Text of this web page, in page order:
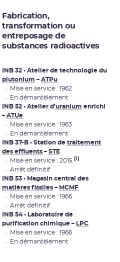
Fabrication,
transformation ou
entreposage de
substances radioactives
INB 32 • Atelier de technologie du
plutonium – ATPu
• Mise en service : 1962
• En démantèlement
INB 52 • Atelier d’uranium enrichi
– ATUe
• Mise en service : 1963
• En démantèlement
INB 37-B • Station de traitement
des effluents – STE
• Mise en service : 2015
• Arrêt définitif
INB 53 • Magasin central des
matières fissiles – MCMF
• Mise en service : 1966
• Arrêt définitif
INB 54 • Laboratoire de
purification chimique – LPC
• Mise en service : 1966
• En démantèlement